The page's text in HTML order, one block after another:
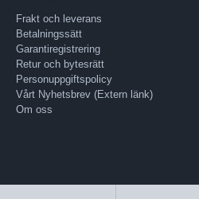
Frakt och leverans
Betalningssätt
Garantiregistrering
Retur och bytesrätt
Personuppgiftspolicy
Vårt Nyhetsbrev (Extern länk)
Om oss